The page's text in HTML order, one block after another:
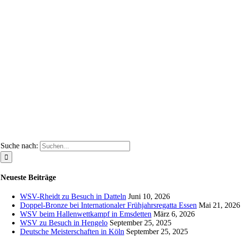
Suche nach:
Neueste Beiträge
WSV-Rheidt zu Besuch in Datteln Juni 10, 2026
Doppel-Bronze bei Internationaler Frühjahrsregatta Essen Mai 21, 2026
WSV beim Hallenwettkampf in Emsdetten März 6, 2026
WSV zu Besuch in Hengelo September 25, 2025
Deutsche Meisterschaften in Köln September 25, 2025